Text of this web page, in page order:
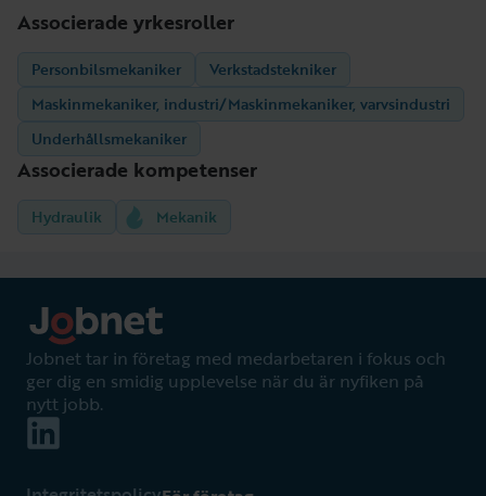
Associerade yrkesroller
Personbilsmekaniker
Verkstadstekniker
Maskinmekaniker, industri/Maskinmekaniker, varvsindustri
Underhållsmekaniker
Associerade kompetenser
Hydraulik Mekanik
Jobnet tar in företag med medarbetaren i fokus och
ger dig en smidig upplevelse när du är nyfiken på
nytt jobb.